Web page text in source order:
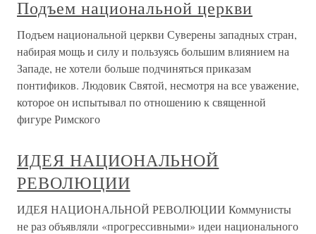
Подъем национальной церкви
Подъем национальной церкви Суверены западных стран,
набирая мощь и силу и пользуясь большим влиянием на
Западе, не хотели больше подчиняться приказам
понтификов. Людовик Святой, несмотря на все уважение,
которое он испытывал по отношению к священной
фигуре Римского
ИДЕЯ НАЦИОНАЛЬНОЙ
РЕВОЛЮЦИИ
ИДЕЯ НАЦИОНАЛЬНОЙ РЕВОЛЮЦИИ Коммунисты
не раз объявляли «прогрессивными» идеи национального